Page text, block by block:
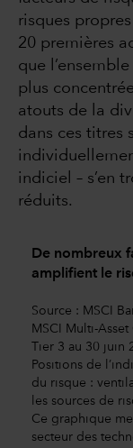
risques
20 premières
que
plus
atouts de la
dans ces titres
indiciel – s’en
réduits.
De nombreux
amplifient le
Source : MSCI
MSCI Multi-
Tier 3 au 30
Positions de
du risque :
les sources de
Ce graphique
secteur des